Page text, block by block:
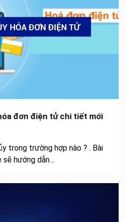
đơn điện tử chi tiết mới
trong trường hợp nào ? . Bài
hướng dẫn…